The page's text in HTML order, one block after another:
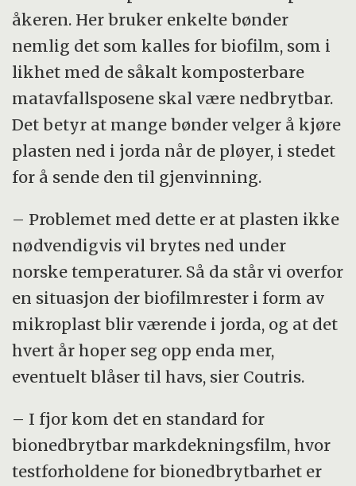
åkeren. Her bruker enkelte bønder
nemlig det som kalles for biofilm, som i
likhet med de såkalt komposterbare
matavfallsposene skal være nedbrytbar.
Det betyr at mange bønder velger å kjøre
plasten ned i jorda når de pløyer, i stedet
for å sende den til gjenvinning.
– Problemet med dette er at plasten ikke
nødvendigvis vil brytes ned under
norske temperaturer. Så da står vi overfor
en situasjon der biofilmrester i form av
mikroplast blir værende i jorda, og at det
hvert år hoper seg opp enda mer,
eventuelt blåser til havs, sier Coutris.
– I fjor kom det en standard for
bionedbrytbar markdekningsfilm, hvor
testforholdene for bionedbrytbarhet er